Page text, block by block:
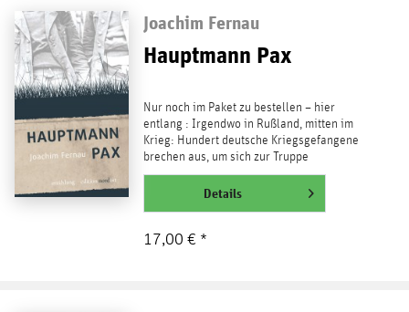
Joachim Fernau
Hauptmann Pax
Nur noch im Paket zu bestellen – hier
entlang : Irgendwo in Rußland, mitten im
Krieg: Hundert deutsche Kriegsgefangene
brechen aus, um sich zur Truppe
durchzuschlagen. Nur eine...
weiterlesenDetails
17,00 € *